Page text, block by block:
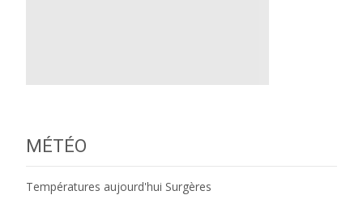
MÉTÉO
Températures aujourd'hui Surgères